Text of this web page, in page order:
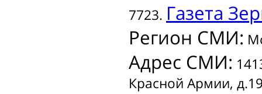
7723. Газета
Регион СМИ:
Адрес СМИ:
Красной Армии,